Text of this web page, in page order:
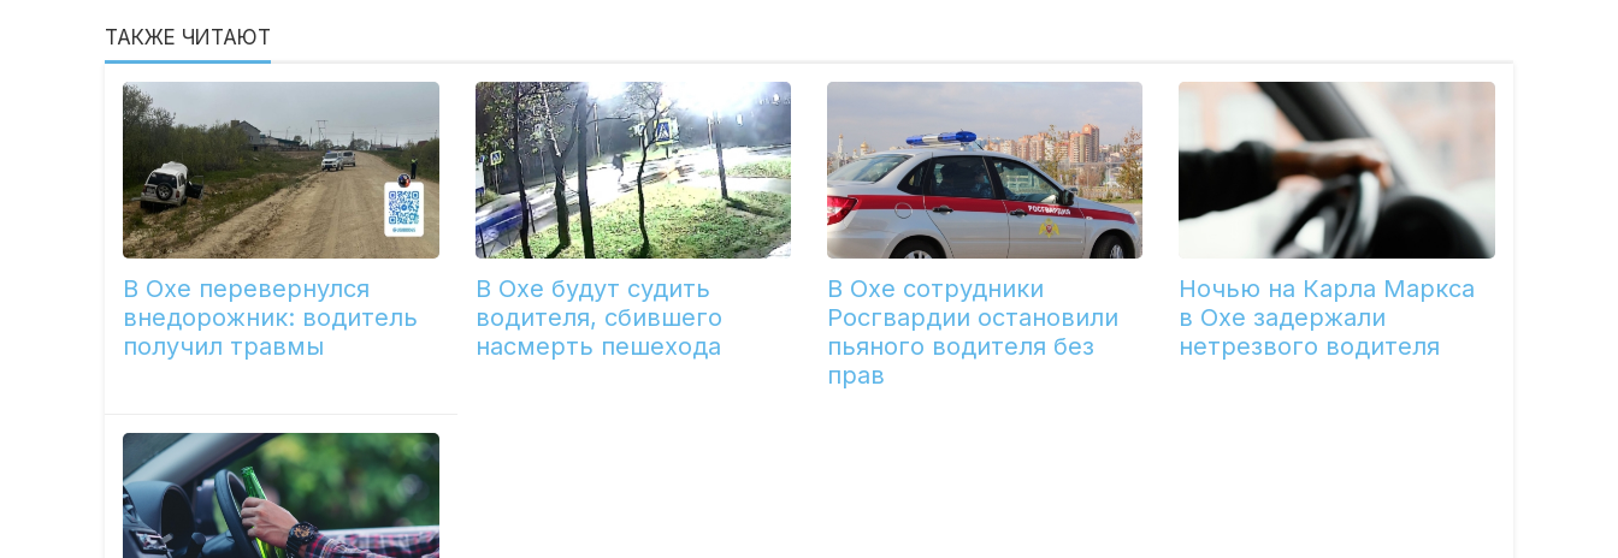
ТАКЖЕ ЧИТАЮТ
В Охе перевернулся
внедорожник: водитель
получил травмы
В Охе будут судить
водителя, сбившего
насмерть пешехода
В Охе сотрудники
Росгвардии остановили
пьяного водителя без
прав
Ночью на Карла Маркса
в Охе задержали
нетрезвого водителя